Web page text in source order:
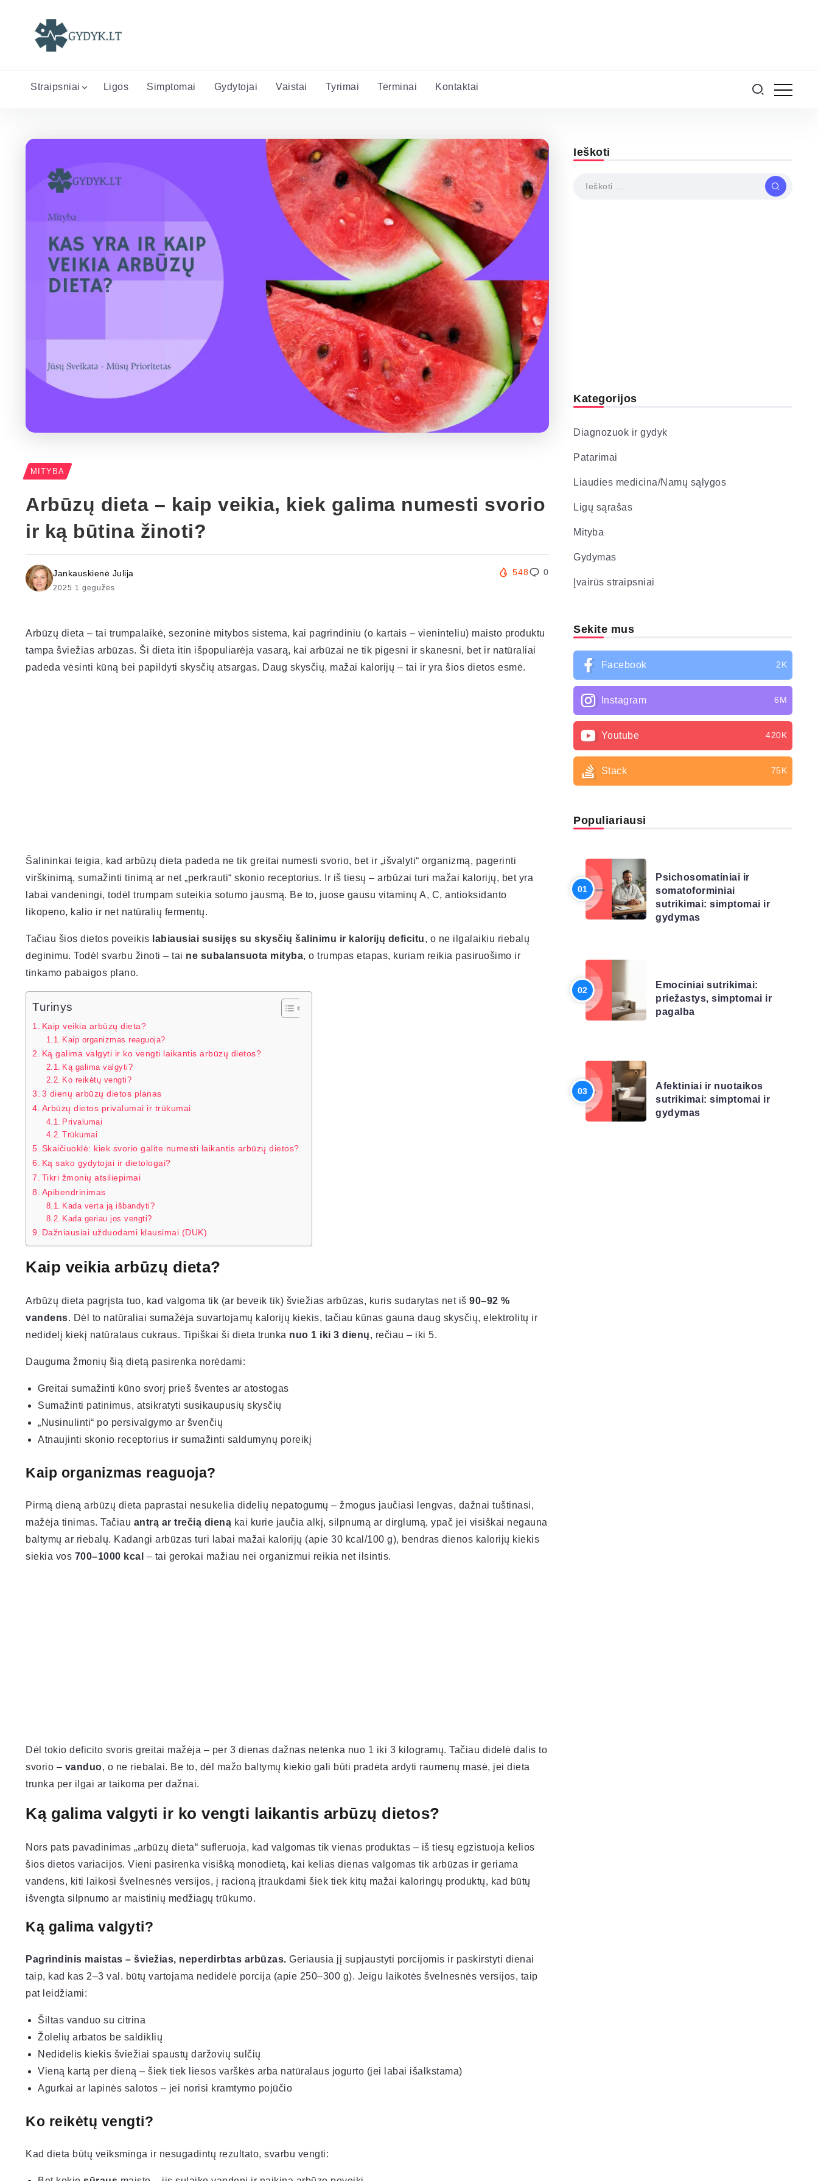
Straipsniai Ligos Simptomai Gydytojai Vaistai Tyrimai Terminai Kontaktai
MITYBA
Arbūzų dieta – kaip veikia, kiek galima numesti svorio
ir ką būtina žinoti?
Jankauskienė Julija
2025 1 gegužės
548 0
Arbūzų dieta – tai trumpalaikė, sezoninė mitybos sistema, kai pagrindiniu (o kartais – vieninteliu) maisto produktu
tampa šviežias arbūzas. Ši dieta itin išpopuliarėja vasarą, kai arbūzai ne tik pigesni ir skanesni, bet ir natūraliai
padeda vėsinti kūną bei papildyti skysčių atsargas. Daug skysčių, mažai kalorijų – tai ir yra šios dietos esmė.
Šalininkai teigia, kad arbūzų dieta padeda ne tik greitai numesti svorio, bet ir „išvalyti“ organizmą, pagerinti
virškinimą, sumažinti tinimą ar net „perkrauti“ skonio receptorius. Ir iš tiesų – arbūzai turi mažai kalorijų, bet yra
labai vandeningi, todėl trumpam suteikia sotumo jausmą. Be to, juose gausu vitaminų A, C, antioksidanto
likopeno, kalio ir net natūralių fermentų.
Tačiau šios dietos poveikis labiausiai susijęs su skysčių šalinimu ir kalorijų deficitu, o ne ilgalaikiu riebalų
deginimu. Todėl svarbu žinoti – tai ne subalansuota mityba, o trumpas etapas, kuriam reikia pasiruošimo ir
tinkamo pabaigos plano.
Turinys
Kaip veikia arbūzų dieta?
Kaip organizmas reaguoja?
Ką galima valgyti ir ko vengti laikantis arbūzų dietos?
Ką galima valgyti?
Ko reikėtų vengti?
3 dienų arbūzų dietos planas
Arbūzų dietos privalumai ir trūkumai
Privalumai
Trūkumai
Skaičiuoklė: kiek svorio galite numesti laikantis arbūzų dietos?
Ką sako gydytojai ir dietologai?
Tikri žmonių atsiliepimai
Apibendrinimas
Kada verta ją išbandyti?
Kada geriau jos vengti?
Dažniausiai užduodami klausimai (DUK)
Kaip veikia arbūzų dieta?
Arbūzų dieta pagrįsta tuo, kad valgoma tik (ar beveik tik) šviežias arbūzas, kuris sudarytas net iš 90–92 %
vandens. Dėl to natūraliai sumažėja suvartojamų kalorijų kiekis, tačiau kūnas gauna daug skysčių, elektrolitų ir
nedidelį kiekį natūralaus cukraus. Tipiškai ši dieta trunka nuo 1 iki 3 dienų, rečiau – iki 5.
Dauguma žmonių šią dietą pasirenka norėdami:
Greitai sumažinti kūno svorį prieš šventes ar atostogas
Sumažinti patinimus, atsikratyti susikaupusių skysčių
„Nusinulinti“ po persivalgymo ar švenčių
Atnaujinti skonio receptorius ir sumažinti saldumynų poreikį
Kaip organizmas reaguoja?
Pirmą dieną arbūzų dieta paprastai nesukelia didelių nepatogumų – žmogus jaučiasi lengvas, dažnai tuštinasi,
mažėja tinimas. Tačiau antrą ar trečią dieną kai kurie jaučia alkį, silpnumą ar dirglumą, ypač jei visiškai negauna
baltymų ar riebalų. Kadangi arbūzas turi labai mažai kalorijų (apie 30 kcal/100 g), bendras dienos kalorijų kiekis
siekia vos 700–1000 kcal – tai gerokai mažiau nei organizmui reikia net ilsintis.
Dėl tokio deficito svoris greitai mažėja – per 3 dienas dažnas netenka nuo 1 iki 3 kilogramų. Tačiau didelė dalis to
svorio – vanduo, o ne riebalai. Be to, dėl mažo baltymų kiekio gali būti pradėta ardyti raumenų masė, jei dieta
trunka per ilgai ar taikoma per dažnai.
Ką galima valgyti ir ko vengti laikantis arbūzų dietos?
Nors pats pavadinimas „arbūzų dieta“ sufleruoja, kad valgomas tik vienas produktas – iš tiesų egzistuoja kelios
šios dietos variacijos. Vieni pasirenka visišką monodietą, kai kelias dienas valgomas tik arbūzas ir geriama
vandens, kiti laikosi švelnesnės versijos, į racioną įtraukdami šiek tiek kitų mažai kaloringų produktų, kad būtų
išvengta silpnumo ar maistinių medžiagų trūkumo.
Ką galima valgyti?
Pagrindinis maistas – šviežias, neperdirbtas arbūzas. Geriausia jį supjaustyti porcijomis ir paskirstyti dienai
taip, kad kas 2–3 val. būtų vartojama nedidelė porcija (apie 250–300 g). Jeigu laikotės švelnesnės versijos, taip
pat leidžiami:
Šiltas vanduo su citrina
Žolelių arbatos be saldiklių
Nedidelis kiekis šviežiai spaustų daržovių sulčių
Vieną kartą per dieną – šiek tiek liesos varškės arba natūralaus jogurto (jei labai išalkstama)
Agurkai ar lapinės salotos – jei norisi kramtymo pojūčio
Ko reikėtų vengti?
Kad dieta būtų veiksminga ir nesugadintų rezultato, svarbu vengti:
Ieškoti
Kategorijos
Diagnozuok ir gydyk
Patarimai
Liaudies medicina/Namų sąlygos
Ligų sąrašas
Mityba
Gydymas
Įvairūs straipsniai
Sekite mus
Facebook 2K
Instagram 6M
Youtube 420K
Stack 75K
Populiariausi
Psichosomatiniai ir
somatoforminiai
sutrikimai: simptomai ir
gydymas
Emociniai sutrikimai:
priežastys, simptomai ir
pagalba
Afektiniai ir nuotaikos
sutrikimai: simptomai ir
gydymas